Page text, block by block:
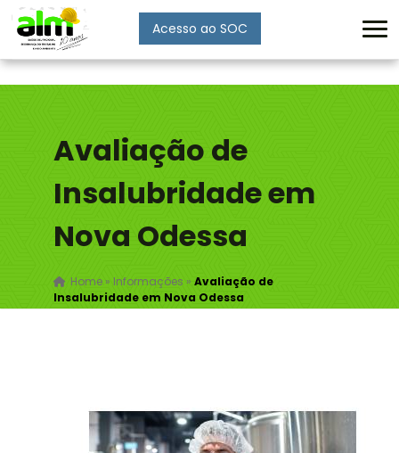
Acesso ao SOC
Avaliação de
Insalubridade em
Nova Odessa
Home» Informações » Avaliação de
Insalubridade em Nova Odessa
Enviar